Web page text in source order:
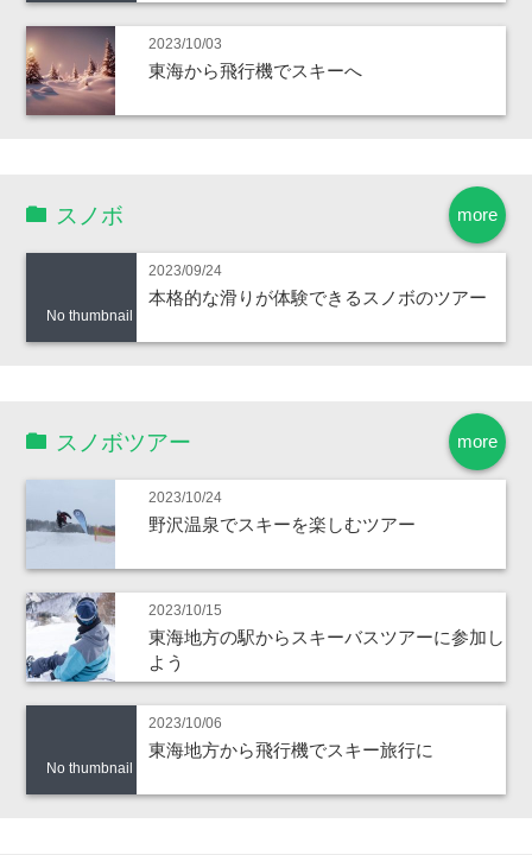
2023/10/03
東海から飛行機でスキーへ
more
スノボ
No thumbnail
2023/09/24
本格的な滑りが体験できるスノボのツアー
more
スノボツアー
2023/10/24
野沢温泉でスキーを楽しむツアー
2023/10/15
東海地方の駅からスキーバスツアーに参加し
よう
No thumbnail
2023/10/06
東海地方から飛行機でスキー旅行に